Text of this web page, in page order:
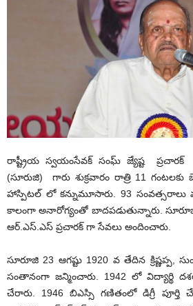
రాష్ట్రీయ స్వయంసేవక్ సంఘ్ జ్యేష్ట
(సూరుజి) గారు శుక్రవారం రాత్రి 11
హాస్పిటల్ లో కన్నుమూసారు. 93
కాలంగా అనారోగ్యంతో బాదపడుతున్నారు.
ఆర్.ఎస్.ఎస్ ప్రచారక్ గా సేవలు అందించారు.
సూరూజి 23 ఆగష్టు 1920 వ తేదిన క్రిష్ణప్ప,
సంతానంగా జన్మించారు. 1942 లో విద్యార్థి
చేరారు. 1946 బిఎస్సి గణితంలో డిగ్రీ